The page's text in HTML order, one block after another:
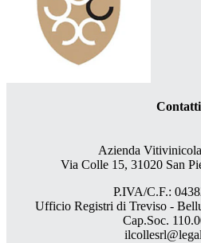
Contatti
Azienda
Via Colle 15, 31020 San
P.IVA/C.F.:
Ufficio Registri di Treviso -
Cap.Soc.